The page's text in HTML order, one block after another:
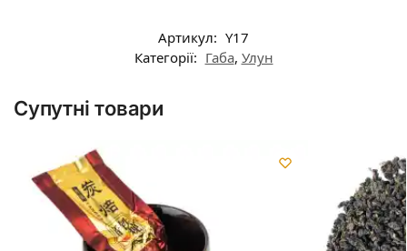
Артикул: Y17
Категорії: Габа, Улун
Супутні товари